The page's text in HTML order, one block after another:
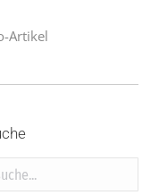
Artikel